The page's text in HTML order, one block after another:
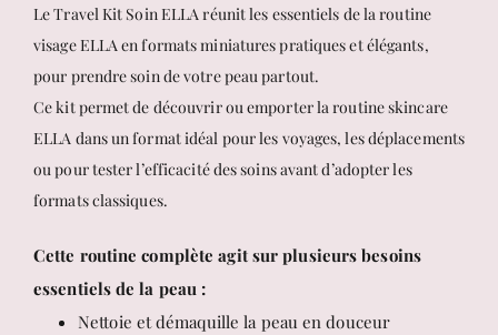
Le Travel Kit Soin ELLA réunit les essentiels de la routine
visage ELLA en formats miniatures pratiques et élégants,
pour prendre soin de votre peau partout.
Ce kit permet de découvrir ou emporter la routine skincare
ELLA dans un format idéal pour les voyages, les déplacements
ou pour tester l’efficacité des soins avant d’adopter les
formats classiques.
Cette routine complète agit sur plusieurs besoins
essentiels de la peau :
Nettoie et démaquille la peau en douceur